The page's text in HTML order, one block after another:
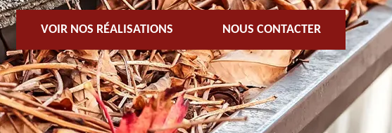
VOIR NOS RÉALISATIONS NOUS CONTACTER